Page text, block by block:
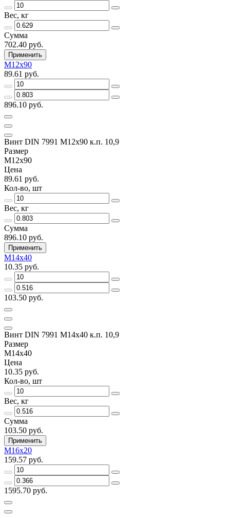
Вес, кг
Сумма
702.40 руб.
Применить
M12х90
89.61 руб.
896.10 руб.
Винт DIN 7991 M12х90 к.п. 10,9
Размер
M12х90
Цена
89.61 руб.
Кол-во, шт
Вес, кг
Сумма
896.10 руб.
Применить
M14x40
10.35 руб.
103.50 руб.
Винт DIN 7991 M14х40 к.п. 10,9
Размер
M14x40
Цена
10.35 руб.
Кол-во, шт
Вес, кг
Сумма
103.50 руб.
Применить
M16х20
159.57 руб.
1595.70 руб.